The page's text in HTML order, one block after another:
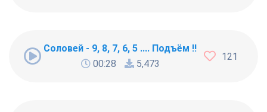
Соловей - 9, 8, 7, 6, 5 .... Подъём !!!
00:28
5,473
121